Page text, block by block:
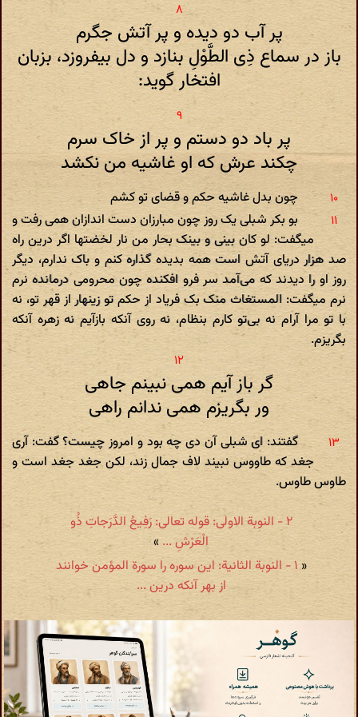
پر آب دو دیده و پر آتش جگرم
باز در سماع ذِی الطَّوْلِ بنازد و دل بیفروزد، بزبان
افتخار گوید:
پر باد دو دستم و پر از خاک سرم‌
چکند عرش که او غاشیه من نکشد
چون بدل غاشیه حکم و قضای تو کشم‌
بو بکر شبلی یک روز چون مبارزان دست اندازان همی رفت و
میگفت: لو کان بینی و بینک بحار من نار لخضتها اگر درین راه
صد هزار دریای آتش است همه بدیده گذاره کنم و باک ندارم، دیگر
روز او را دیدند که می‌آمد سر فرو افکنده چون محرومی درمانده نرم
نرم میگفت: المستغاث منک بک فریاد از حکم تو زینهار از قهر تو، نه
با تو مرا آرام نه بی‌تو کارم بنظام، نه روی آنکه بازآیم نه زهره آنکه
بگریزم.
گر باز آیم همی نبینم جاهی
ور بگریزم همی ندانم راهی‌
گفتند: ای شبلی آن دی چه بود و امروز چیست؟ گفت: آری
جغد که طاووس نبیند لاف جمال زند، لکن جغد جغد است و
طاوس طاوس.
۲ - النوبة الاولى: قوله تعالی: رَفِیعُ الدَّرَجاتِ ذُو
الْعَرْشِ ... »
« ۱ - النوبة الثانیة: این سوره را سورة المؤمن خوانند
از بهر آنکه درین ...